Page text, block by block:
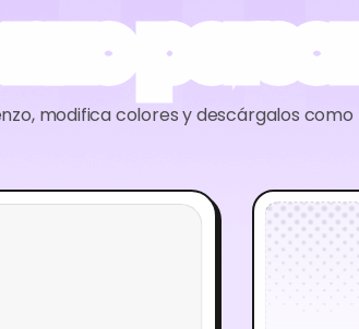
modifica colores y descárgalos